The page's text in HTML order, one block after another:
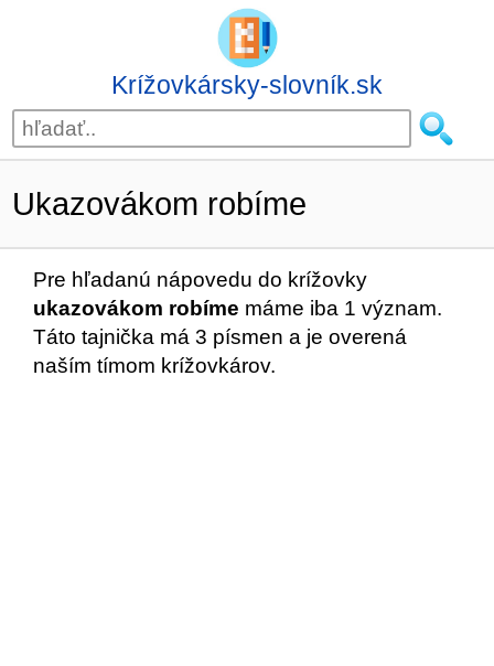
Krížovkársky-slovník.sk
Ukazovákom robíme
Pre hľadanú nápovedu do krížovky
ukazovákom robíme máme iba 1 význam.
Táto tajnička má 3 písmen a je overená
naším tímom krížovkárov.